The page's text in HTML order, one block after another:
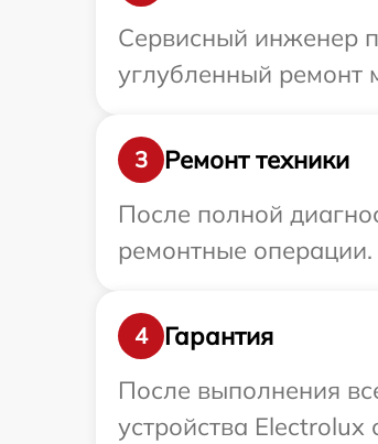
Сервисный инженер
углубленный ремонт
3
Ремонт техники
После полной
ремонтные операции.
4
Гарантия
После выполнения
устройства